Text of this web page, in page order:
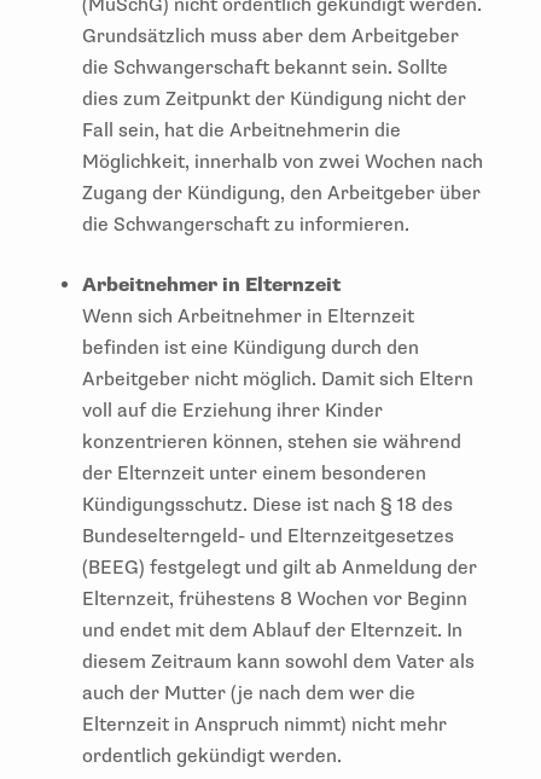
Grundsätzlich muss aber dem Arbeitgeber
die Schwangerschaft bekannt sein. Sollte
dies zum Zeitpunkt der Kündigung nicht der
Fall sein, hat die Arbeitnehmerin die
Möglichkeit, innerhalb von zwei Wochen nach
Zugang der Kündigung, den Arbeitgeber über
die Schwangerschaft zu informieren.
Arbeitnehmer in Elternzeit
Wenn sich Arbeitnehmer in Elternzeit
befinden ist eine Kündigung durch den
Arbeitgeber nicht möglich. Damit sich Eltern
voll auf die Erziehung ihrer Kinder
konzentrieren können, stehen sie während
der Elternzeit unter einem besonderen
Kündigungsschutz. Diese ist nach § 18 des
Bundeselterngeld- und Elternzeitgesetzes
(BEEG) festgelegt und gilt ab Anmeldung der
Elternzeit, frühestens 8 Wochen vor Beginn
und endet mit dem Ablauf der Elternzeit. In
diesem Zeitraum kann sowohl dem Vater als
auch der Mutter (je nach dem wer die
Elternzeit in Anspruch nimmt) nicht mehr
ordentlich gekündigt werden.